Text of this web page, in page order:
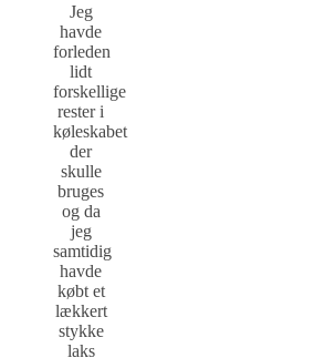
Jeg
havde
forleden
lidt
forskellige
rester i
køleskabet
der
skulle
bruges
og da
jeg
samtidig
havde
købt et
lækkert
stykke
laks